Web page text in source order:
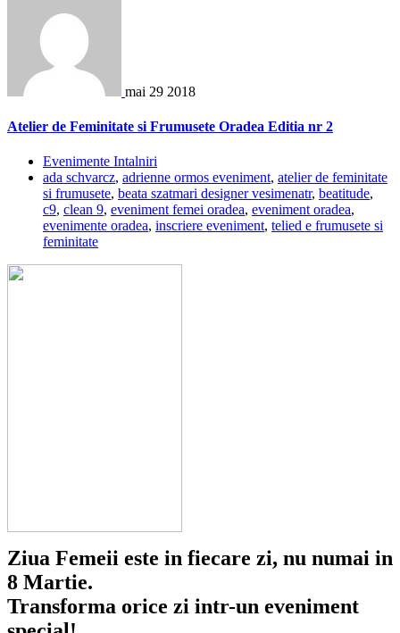
mai 29 2018
Atelier de Feminitate si Frumusete Oradea Editia nr 2
Evenimente Intalniri
ada schvarcz, adrienne ormos eveniment, atelier de feminitate
si frumusete, beata szatmari designer vesimenatr, beatitude,
c9, clean 9, eveniment femei oradea, eveniment oradea,
evenimente oradea, inscriere eveniment, telied e frumusete si
feminitate
Ziua Femeii este in fiecare zi, nu numai in
8 Martie.
Transforma orice zi intr-un eveniment